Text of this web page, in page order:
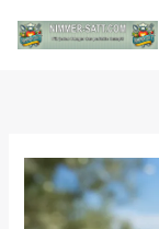
Inhalt